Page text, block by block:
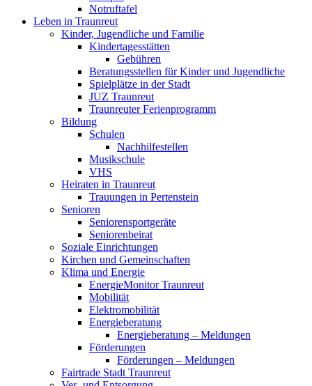
Notruftafel
Leben in Traunreut
Kinder, Jugendliche und Familie
Kindertagesstätten
Gebühren
Beratungsstellen für Kinder und Jugendliche
Spielplätze in der Stadt
JUZ Traunreut
Traunreuter Ferienprogramm
Bildung
Schulen
Nachhilfestellen
Musikschule
VHS
Heiraten in Traunreut
Trauungen in Pertenstein
Senioren
Seniorensportgeräte
Seniorenbeirat
Soziale Einrichtungen
Kirchen und Gemeinschaften
Klima und Energie
EnergieMonitor Traunreut
Mobilität
Elektromobilität
Energieberatung
Energieberatung – Meldungen
Förderungen
Förderungen – Meldungen
Fairtrade Stadt Traunreut